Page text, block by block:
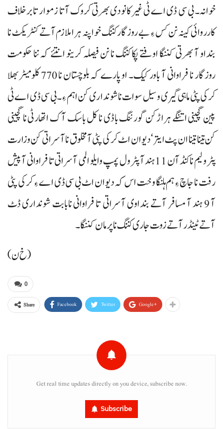
خوانہ۔ بی سی ڈی اے ٹی غیرکانودی بھرتی کروک آتا زموار تا برخلاف
کارروائی کینہ نن کس ءِ بے روزگار کننگ خواپنہ ہرا ملازم آتے کنٹریکٹ نا
بنداو آ بھرتی کننگا اوفتے پکا کننگ نا نن فیصلہ کرینو انتئے کہ ننا حکومت
روزگار نا فراوانی آ باور کیک۔ او پارے کہ بلوچستان نا 770 کلومیٹر بھلا
کرکی پٹی ماہی گیری و سیل سوات نا شونداری کن اہم ءِ۔ بی سی ڈی اے ٹی
پین گچینی اتنگے ہراڑکن گورننگ باڈی نا کل باسک آک اتھارٹی نا گچینی
کن تینا تینا ان پٹ ایتر‘ دیوان اٹ کرکی پٹی آ مخلوق نا آسراتی کن وزارت
پٹرولیم ناکنڈآن 11 ہندآ پٹرول پمپ وایلو المی آسراتی تا فراوانی آ پیش
رفت نا جاچ ءِ ہم ہلنگا وخت اس کہ دیوان اٹ بی سی ڈی اے ءِ کرکی پٹی
آ 9 ہند آ مسافر آتے بنداوی آسراتی تا فراوانی نابابت شونداری ڈٹ
آتے ٹینڈر آتے زوت جاری کننگ ناپرمان کننگا۔
(خ ن)
0
Share Facebook Twitter Google+
Get real time updates directly on you device, subscribe now.
Subscribe